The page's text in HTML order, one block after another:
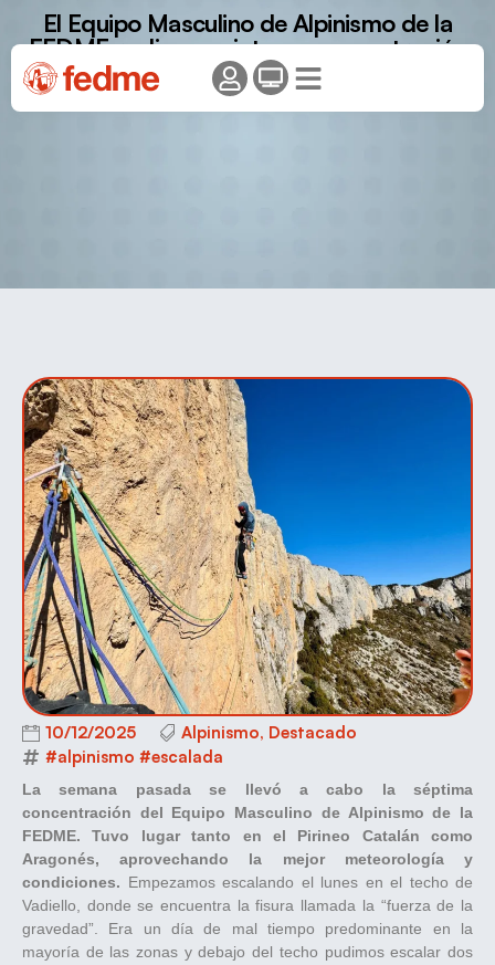
El Equipo Masculino de Alpinismo de la
FEDME realiza una intensa concentración
en los Pirineos
10/12/2025 Alpinismo, Destacado
#alpinismo #escalada
La semana pasada se llevó a cabo la séptima
concentración del Equipo Masculino de Alpinismo de la
FEDME. Tuvo lugar tanto en el Pirineo Catalán como
Aragonés, aprovechando la mejor meteorología y
condiciones. Empezamos escalando el lunes en el techo de
Vadiello, donde se encuentra la fisura llamada la “fuerza de la
gravedad”. Era un día de mal tiempo predominante en la
mayoría de las zonas y debajo del techo pudimos escalar dos